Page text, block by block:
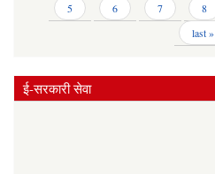
5
6 7 8
last »
ई-सरकारी सेवा